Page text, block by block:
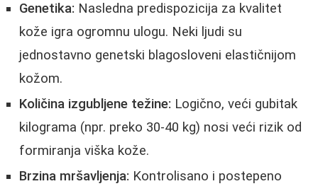
Genetika: Nasledna predispozicija za kvalitet
kože igra ogromnu ulogu. Neki ljudi su
jednostavno genetski blagosloveni elastičnijom
kožom.
Količina izgubljene težine: Logično, veći gubitak
kilograma (npr. preko 30-40 kg) nosi veći rizik od
formiranja viška kože.
Brzina mršavljenja: Kontrolisano i postepeno